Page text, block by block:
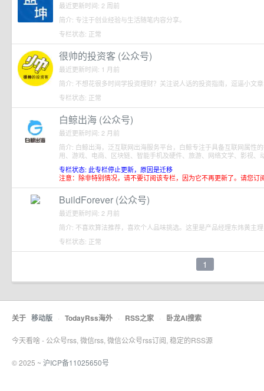
最近更新时间: 2 周前
简介: 专注于创业经验与生活随笔内容分享。
专栏状态: 正常
很帅的投资客 (公众号)
最近更新时间: 1 月前
简介: 不想花很多时间学投资理财？关注说人话的投资指南，逗逼小文
专栏状态: 正常
白鲸出海 (公众号)
最近更新时间: 2 月前
简介: 白鲸出海，泛互联网出海服务平台，白鲸专注于具备互联网属性
用、游戏、电商、区块链、智能手机及硬件、旅游、网络文学、影视、
专栏状态: 此专栏停止更新，原因是迁移
注意：除非特别情况，请不要订阅该专栏，因为它不再更新了。请您订
BuildForever (公众号)
最近更新时间: 2 月前
简介: 不喜欢算法推荐，喜欢个人品味挑选。这里是产品经理东炜黄主
专栏状态: 正常
1
关于 移动版 · TodayRss海外 · RSS之家 · 卧龙AI搜索
今天看啥 - 公众号rss, 微信rss, 微信公众号rss订阅, 稳定的RSS源
© 2025 ~ 沪ICP备11025650号